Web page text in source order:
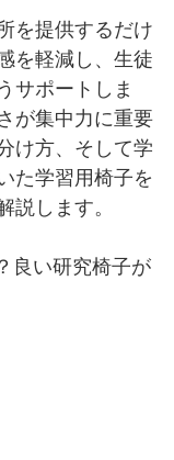
を提供するだけ
を軽減し、生徒
サポートしま
が集中力に重要
け方、そして学
た学習用椅子を
説します。